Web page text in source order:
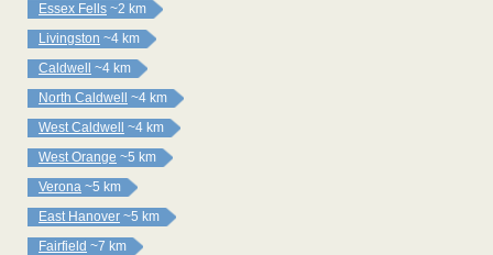
Essex Fells ~2 km
Livingston ~4 km
Caldwell
~4 km
North Caldwell
~4 km
West Caldwell
~4 km
West Orange ~5 km
Verona ~5 km
East Hanover ~5 km
Fairfield ~7 km